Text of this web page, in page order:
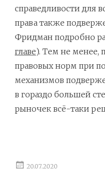
справедливости для
права также
Фридман подробно
главе). Тем не менее,
правовых норм при
механизмов
в гораздо большей
рыночек всё-таки
20.07.2020